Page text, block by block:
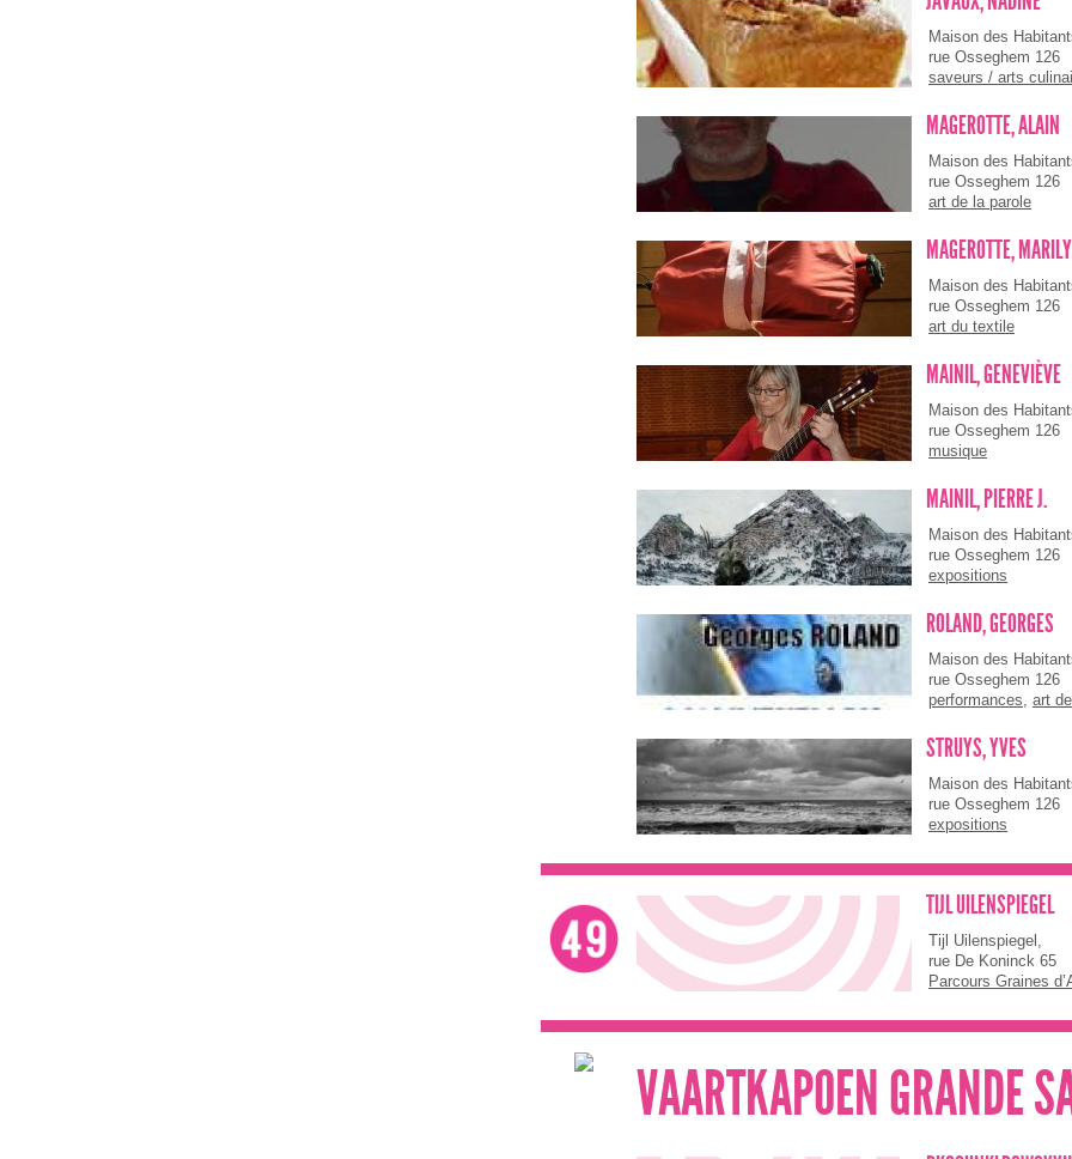
Maison des
rue Osseghem 126
saveurs / arts
MAGEROTTE, ALAIN
Maison des
rue Osseghem 126
art de la parole
MAGEROTTE,
Maison des
rue Osseghem 126
art du textile
MAINIL, GENEVIÈVE
Maison des
rue Osseghem 126
musique
MAINIL, PIERRE J.
Maison des
rue Osseghem 126
expositions
ROLAND, GEORGES
Maison des
rue Osseghem 126
performances, art
STRUYS, YVES
Maison des
rue Osseghem 126
expositions
TIJL UILENSPIEGEL
Tijl Uilenspiegel,
rue De Koninck 65
Parcours Graines
VAARTKAPOEN GRANDE